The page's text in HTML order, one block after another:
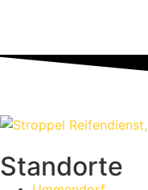
Standorte